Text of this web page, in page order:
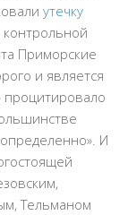
утечку
Приморские
и является
процитировало
И
Тельманом